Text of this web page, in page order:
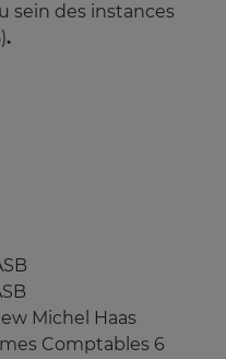
sein des instances
.
Michel Haas
Comptables 6